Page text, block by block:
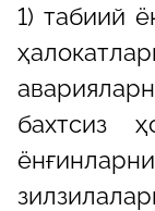
1) табиий
бахтсиз